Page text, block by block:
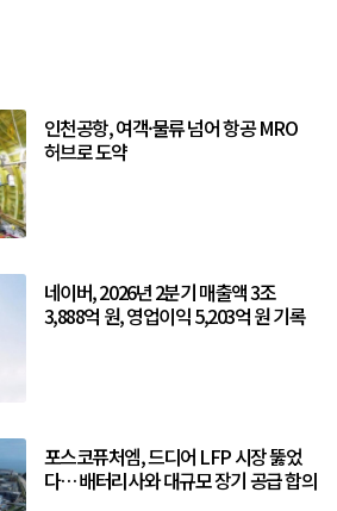
인천공항, 여객·물류 넘어 항공 MRO
허브로 도약
네이버, 2026년 2분기 매출액 3조
3,888억 원, 영업이익 5,203억 원 기록
포스코퓨처엠, 드디어 LFP 시장 뚫었
다… 배터리사와 대규모 장기 공급 합의